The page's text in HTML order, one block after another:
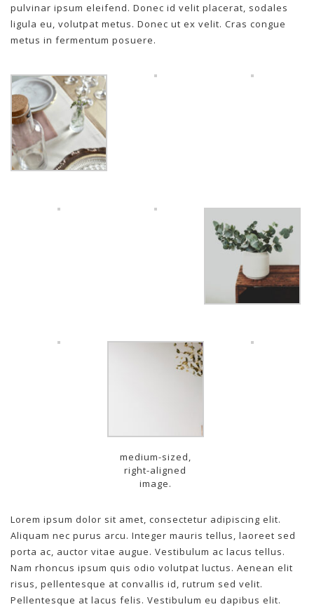
pulvinar ipsum eleifend. Donec id velit placerat, sodales
ligula eu, volutpat metus. Donec ut ex velit. Cras congue
metus in fermentum posuere.
medium-sized,
right-aligned
image.
Lorem ipsum dolor sit amet, consectetur adipiscing elit.
Aliquam nec purus arcu. Integer mauris tellus, laoreet sed
porta ac, auctor vitae augue. Vestibulum ac lacus tellus.
Nam rhoncus ipsum quis odio volutpat luctus. Aenean elit
risus, pellentesque at convallis id, rutrum sed velit.
Pellentesque at lacus felis. Vestibulum eu dapibus elit.